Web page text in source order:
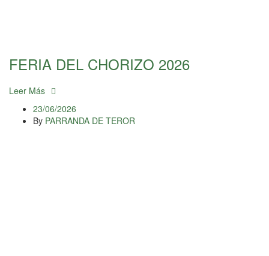
FERIA DEL CHORIZO 2026
Leer Más
23/06/2026
By PARRANDA DE TEROR